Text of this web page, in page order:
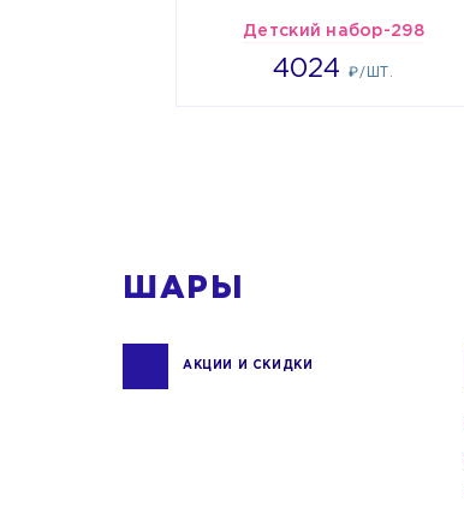
Детский набор-298
4024₽/ШТ.
4024
ШАРЫ
АКЦИИ И СКИДКИ